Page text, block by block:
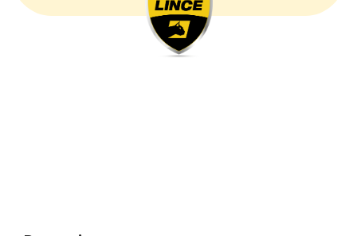
sottolineare che i dati delle persone fisiche sono
sempre qualificati come personali, mentre le persone
giuridiche sono in via generale escluse
dal campo di applicazione del GDPR (artt. 1 e 4 del